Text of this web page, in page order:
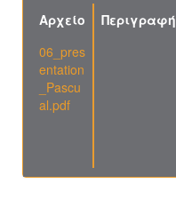
Αρχείο Περιγραφή
06_pres
entation
_Pascu
al.pdf